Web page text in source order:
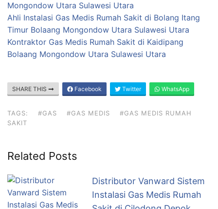
Mongondow Utara Sulawesi Utara
Ahli Instalasi Gas Medis Rumah Sakit di Bolang Itang
Timur Bolaang Mongondow Utara Sulawesi Utara
Kontraktor Gas Medis Rumah Sakit di Kaidipang
Bolaang Mongondow Utara Sulawesi Utara
SHARE THIS Facebook Twitter WhatsApp
TAGS: #GAS #GAS MEDIS
#GAS MEDIS RUMAH
SAKIT
Related Posts
Distributor Vanward Sistem
Instalasi Gas Medis Rumah